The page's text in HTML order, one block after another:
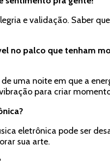
e validação. Saber
no palco que tenham
uma noite em que a
para criar
eletrônica pode ser
sua arte.